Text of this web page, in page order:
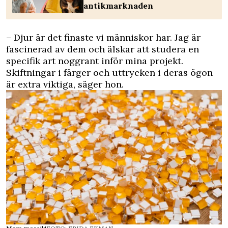
antikmarknaden
– Djur är det finaste vi människor har. Jag är
fascinerad av dem och älskar att studera en
specifik art noggrant inför mina projekt.
Skiftningar i färger och uttrycken i deras ögon
är extra viktiga, säger hon.